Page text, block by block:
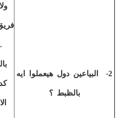
2
- البياعين دول هيعملوا ايه
بالظبط ؟